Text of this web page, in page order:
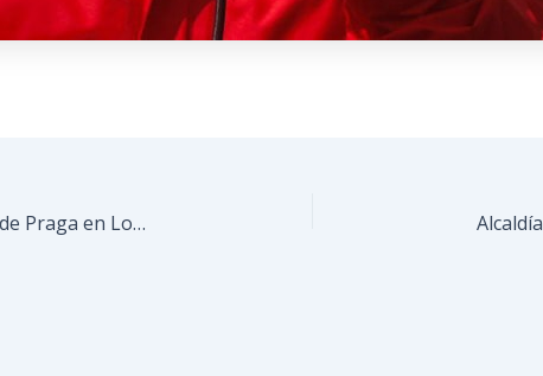
El 2 de febrero se presenta el Teatro Negro de Praga en Los Teques